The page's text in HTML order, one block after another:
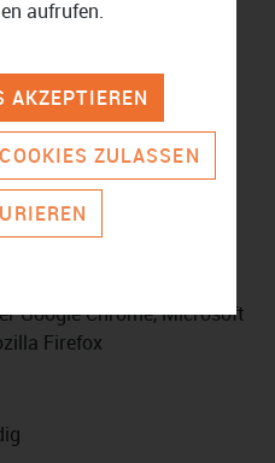
für Windows-PC und
Google Chrome, Microsoft
Firefox
aufrufen.
ZULASSEN
AKZEPTIEREN